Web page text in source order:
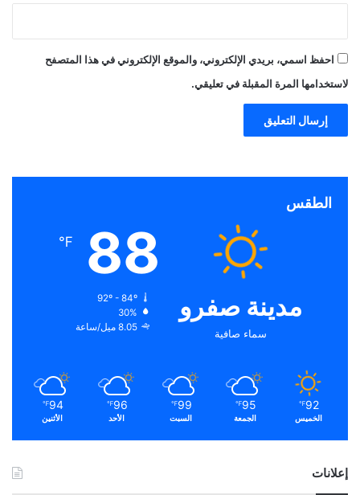
احفظ اسمي، بريدي الإلكتروني، والموقع الإلكتروني في هذا المتصفح
لاستخدامها المرة المقبلة في تعليقي.
الطقس
مدينة صفرو
سماء صافية
88
℉
92º - 84º
30%
8.05 ميل/ساعة
92
℉
الخميس
95
℉
الجمعة
99
℉
السبت
96
℉
الأحد
94
℉
الأثنين
إعلانات